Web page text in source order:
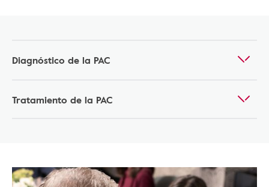
Diagnóstico de la PAC
Tratamiento de la PAC